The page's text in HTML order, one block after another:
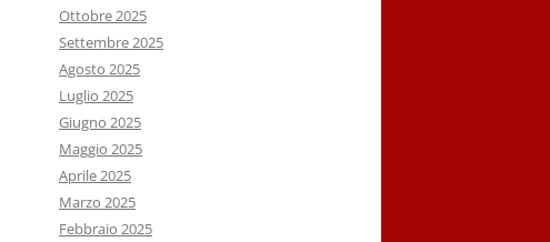
Ottobre 2025
Settembre 2025
Agosto 2025
Luglio 2025
Giugno 2025
Maggio 2025
Aprile 2025
Marzo 2025
Febbraio 2025